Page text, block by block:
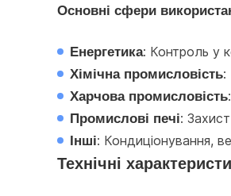
Основні сфери
Енергетика: Контроль у
Хімічна промисловість:
Харчова промисловість
Промислові печі:
Інші: Кондиціонування,
Технічні